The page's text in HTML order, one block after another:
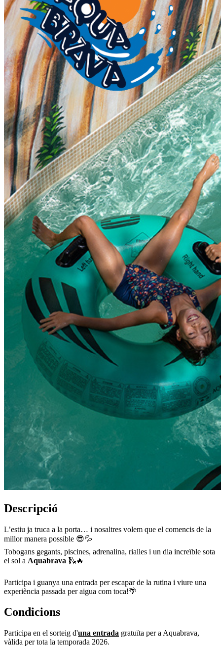
Descripció
L’estiu ja truca a la porta… i nosaltres volem que el comencis de la
millor manera possible 😎💦
Tobogans gegants, piscines, adrenalina, rialles i un dia increïble sota
el sol a ‪ Aquabrava‬ 🛝🔥
Participa i guanya una entrada per escapar de la rutina i viure una
experiència passada per aigua com toca!🌴
Condicions
Participa en el sorteig d'una entrada gratuïta per a Aquabrava,
vàlida per tota la temporada 2026.